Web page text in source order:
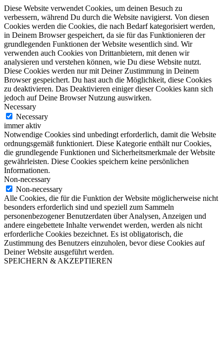
Diese Website verwendet Cookies, um deinen Besuch zu
verbessern, während Du durch die Website navigierst. Von diesen
Cookies werden die Cookies, die nach Bedarf kategorisiert werden,
in Deinem Browser gespeichert, da sie für das Funktionieren der
grundlegenden Funktionen der Website wesentlich sind. Wir
verwenden auch Cookies von Drittanbietern, mit denen wir
analysieren und verstehen können, wie Du diese Website nutzt.
Diese Cookies werden nur mit Deiner Zustimmung in Deinem
Browser gespeichert. Du hast auch die Möglichkeit, diese Cookies
zu deaktivieren. Das Deaktivieren einiger dieser Cookies kann sich
jedoch auf Deine Browser Nutzung auswirken.
Necessary
Necessary
immer aktiv
Notwendige Cookies sind unbedingt erforderlich, damit die Website
ordnungsgemäß funktioniert. Diese Kategorie enthält nur Cookies,
die grundlegende Funktionen und Sicherheitsmerkmale der Website
gewährleisten. Diese Cookies speichern keine persönlichen
Informationen.
Non-necessary
Non-necessary
Alle Cookies, die für die Funktion der Website möglicherweise nicht
besonders erforderlich sind und speziell zum Sammeln
personenbezogener Benutzerdaten über Analysen, Anzeigen und
andere eingebettete Inhalte verwendet werden, werden als nicht
erforderliche Cookies bezeichnet. Es ist obligatorisch, die
Zustimmung des Benutzers einzuholen, bevor diese Cookies auf
Deiner Website ausgeführt werden.
SPEICHERN & AKZEPTIEREN